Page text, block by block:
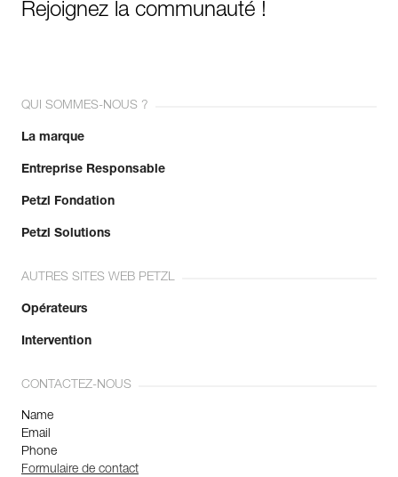
Rejoignez la communauté !
QUI SOMMES-NOUS ?
La marque
Entreprise Responsable
Petzl Fondation
Petzl Solutions
AUTRES SITES WEB PETZL
Opérateurs
Intervention
CONTACTEZ-NOUS
Name
Email
Phone
Formulaire de contact